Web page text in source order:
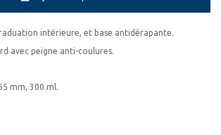
intérieure, et base antidérapante.
avec peigne anti-coulures.
mm, 300 ml.